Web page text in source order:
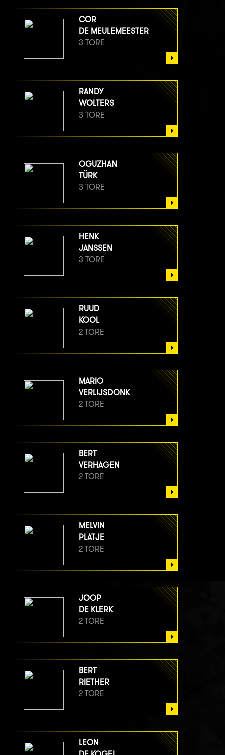
COR
DE MEULEMEESTER
3 TORE
RANDY
WOLTERS
3 TORE
OGUZHAN
TÜRK
3 TORE
HENK
JANSSEN
3 TORE
RUUD
KOOL
2 TORE
MARIO
VERLIJSDONK
2 TORE
BERT
VERHAGEN
2 TORE
MELVIN
PLATJE
2 TORE
JOOP
DE KLERK
2 TORE
BERT
RIETHER
2 TORE
LEON